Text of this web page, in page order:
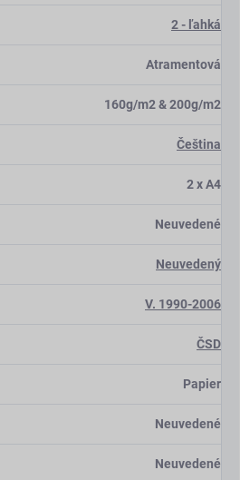
2 - ľahká
Atramentová
160g/m2 & 200g/m2
Čeština
2 x A4
Neuvedené
Neuvedený
V. 1990-2006
ČSD
Papier
Neuvedené
Neuvedené